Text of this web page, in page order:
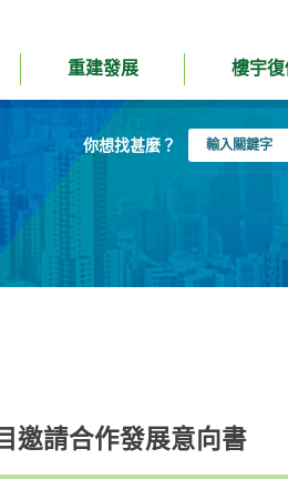
重建發展 樓宇
你想找甚麼？
入
邀請合作發展意向書